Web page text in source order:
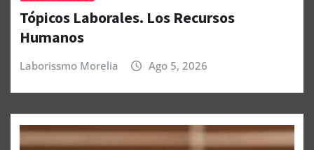
Tópicos Laborales. Los Recursos
Humanos
Laborissmo Morelia Ago 5, 2026